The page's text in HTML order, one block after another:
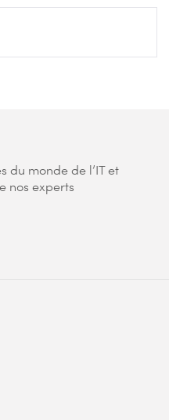
du monde de l’IT et
nos experts